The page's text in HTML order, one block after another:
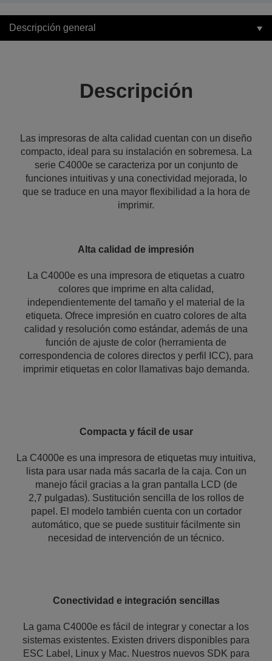
Descripción general
Descripción
Las impresoras de alta calidad cuentan con un diseño
compacto, ideal para su instalación en sobremesa. La
serie C4000e se caracteriza por un conjunto de
funciones intuitivas y una conectividad mejorada, lo
que se traduce en una mayor flexibilidad a la hora de
imprimir.
Alta calidad de impresión
La C4000e es una impresora de etiquetas a cuatro
colores que imprime en alta calidad,
independientemente del tamaño y el material de la
etiqueta. Ofrece impresión en cuatro colores de alta
calidad y resolución como estándar, además de una
función de ajuste de color (herramienta de
correspondencia de colores directos y perfil ICC), para
imprimir etiquetas en color llamativas bajo demanda.
Compacta y fácil de usar
La C4000e es una impresora de etiquetas muy intuitiva,
lista para usar nada más sacarla de la caja. Con un
manejo fácil gracias a la gran pantalla LCD (de
2,7 pulgadas). Sustitución sencilla de los rollos de
papel. El modelo también cuenta con un cortador
automático, que se puede sustituir fácilmente sin
necesidad de intervención de un técnico.
Conectividad e integración sencillas
La gama C4000e es fácil de integrar y conectar a los
sistemas existentes. Existen drivers disponibles para
ESC Label, Linux y Mac. Nuestros nuevos SDK para